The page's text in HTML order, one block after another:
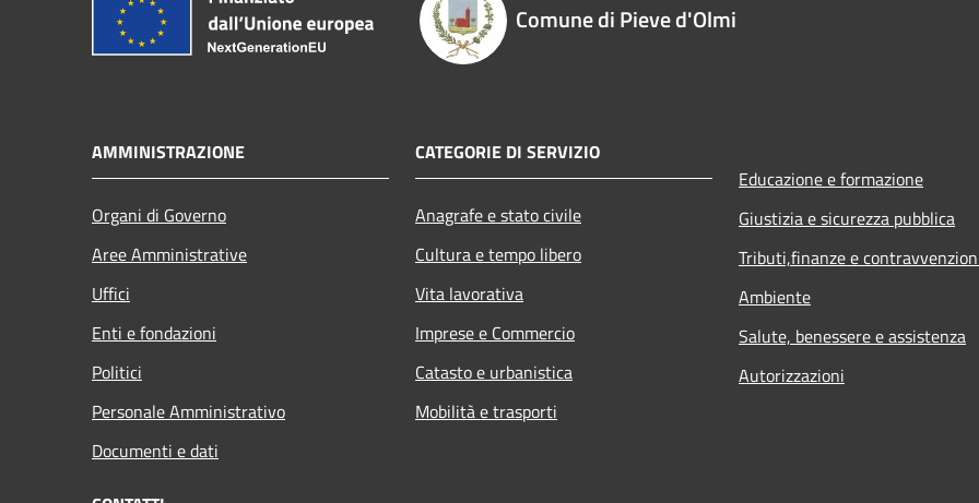
Comune di Pieve d'Olmi
AMMINISTRAZIONE
Organi di Governo
Aree Amministrative
Uffici
Enti e fondazioni
Politici
Personale Amministrativo
Documenti e dati
CATEGORIE DI SERVIZIO
Anagrafe e stato civile
Cultura e tempo libero
Vita lavorativa
Imprese e Commercio
Catasto e urbanistica
Mobilità e trasporti
Educazione e formazione
Giustizia e sicurezza pubblica
Tributi,finanze e
Ambiente
Salute, benessere e assistenza
Autorizzazioni